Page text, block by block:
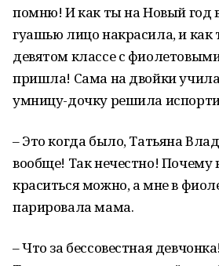
помню! И как ты на Новый год
гуашью лицо накрасила, и как
девятом классе с
пришла! Сама на двойки
умницу-дочку решила
– Это когда было, Татьяна
вообще! Так нечестно! Почему
краситься можно, а мне в
парировала мама.
– Что за бессовестная